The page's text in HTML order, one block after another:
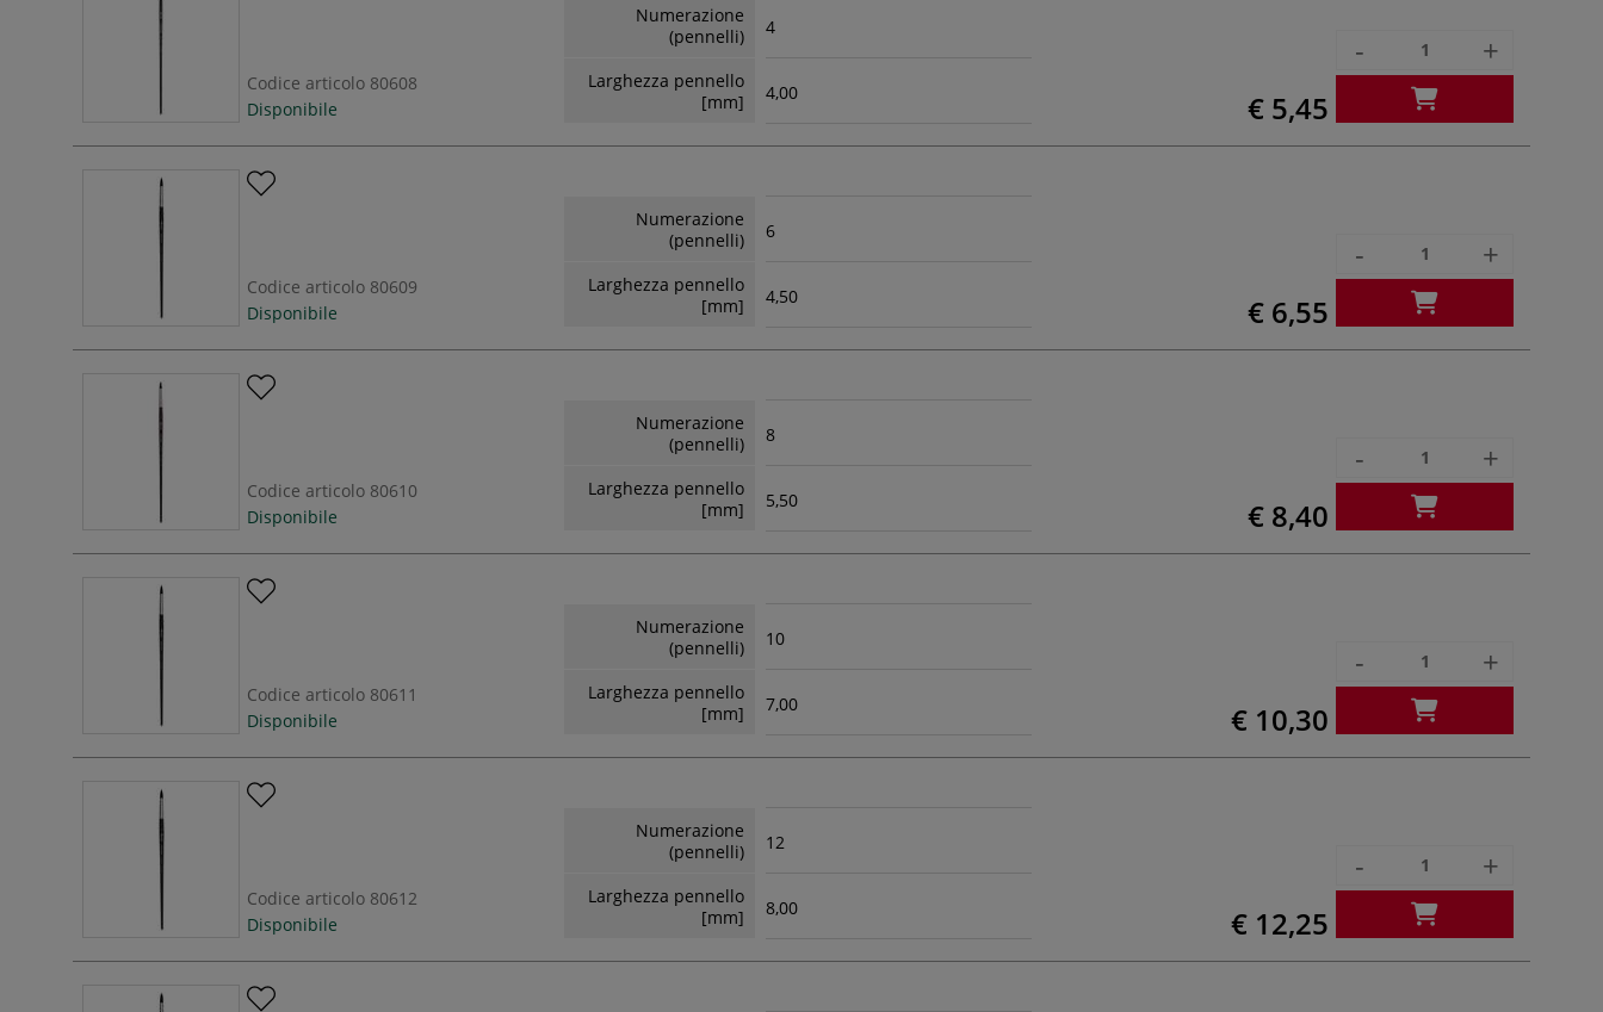
Codice articolo 80608
Disponibile
Numerazione
(pennelli)
4
Larghezza pennello
[mm]
4,00 € 5,45
- +
Codice articolo 80609
Disponibile
Numerazione
(pennelli)
6
Larghezza pennello
[mm]
4,50 € 6,55
- +
Codice articolo 80610
Disponibile
Numerazione
(pennelli)
8
Larghezza pennello
[mm]
5,50 € 8,40
- +
Codice articolo 80611
Disponibile
Numerazione
(pennelli)
10
Larghezza pennello
[mm]
7,00 € 10,30
- +
Codice articolo 80612
Disponibile
Numerazione
(pennelli)
12
Larghezza pennello
[mm]
8,00 € 12,25
- +